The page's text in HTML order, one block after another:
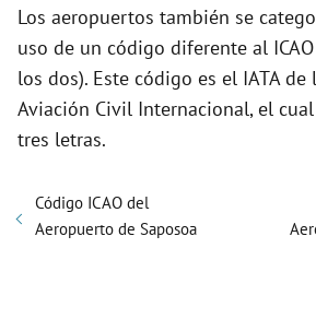
Los aeropuertos también se
uso de un código diferente al
los dos). Este código es el IATA
Aviación Civil Internacional, el
tres letras.
Código ICAO del
Aeropuerto de Saposoa